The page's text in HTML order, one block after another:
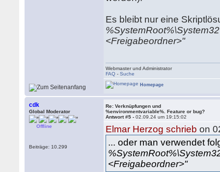
Es bleibt nur eine
<Freigabeordner>"
Webmaster und Administrator
FAQ -Suche
Homepage
cdk
Global Moderator
Offline
Beiträge: 10.299
Re: Verknüpfungen und
%environmentvariable%. Feature or bug?
Antwort #5 -02.09.24 um 19:15:02
Elmar Herzog schrieb on
... oder man verwendet
<Freigabeordner>"